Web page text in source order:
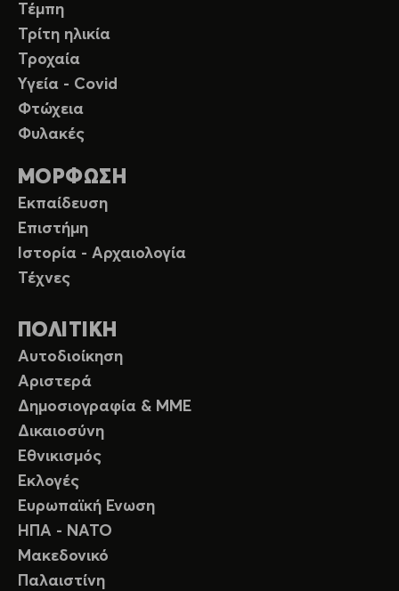
Τέμπη
Τρίτη ηλικία
Τροχαία
Υγεία - Covid
Φτώχεια
Φυλακές
ΜΟΡΦΩΣΗ
Εκπαίδευση
Επιστήμη
Ιστορία - Αρχαιολογία
Τέχνες
ΠΟΛΙΤΙΚΗ
Αυτοδιοίκηση
Αριστερά
Δημοσιογραφία & ΜΜΕ
Δικαιοσύνη
Εθνικισμός
Εκλογές
Ευρωπαϊκή Ενωση
ΗΠΑ - ΝΑΤΟ
Μακεδονικό
Παλαιστίνη